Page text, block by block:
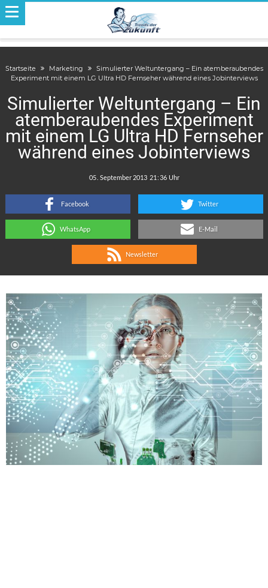
Startseite Marketing
Simulierter Weltuntergang – Ein atemberaubendes
Experiment mit einem LG Ultra HD Fernseher während eines Jobinterviews
Simulierter Weltuntergang – Ein
atemberaubendes Experiment
mit einem LG Ultra HD Fernseher
während eines Jobinterviews
:
Facebook Twitter
WhatsApp E-Mail
Newsletter